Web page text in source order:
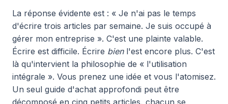
La réponse évidente est : « Je n'ai pas le temps
d'écrire trois articles par semaine. Je suis occupé à
gérer mon entreprise ». C'est une plainte valable.
Écrire est difficile. Écrire bienl'est encore plus. C'est
là qu'intervient la philosophie de « l'utilisation
intégrale ». Vous prenez une idée et vous l'atomisez.
Un seul guide d'achat approfondi peut être
décomposé en cinq petits articles, chacun se